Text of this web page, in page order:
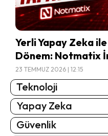
Yerli Yapay Zeka
Dönem: Notmatix
23 TEMMUZ 2026 | 12:15
Teknoloji
Yapay Zeka
Güvenlik